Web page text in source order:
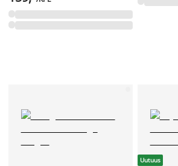
Uutuus